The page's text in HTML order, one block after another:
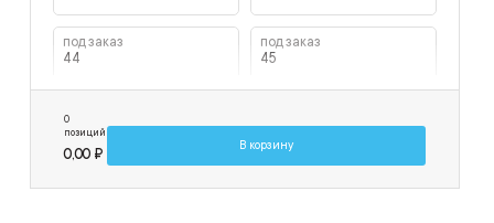
под заказ
44
под заказ
45
46
47
0
позиций
0,00 ₽
В корзину